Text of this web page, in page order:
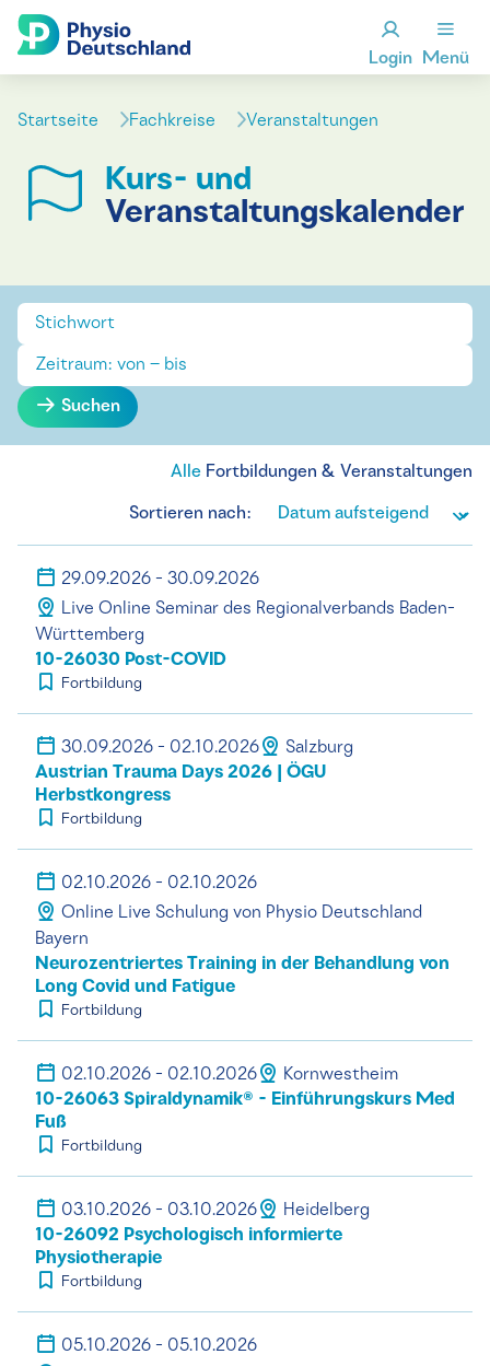
Login Menü
Startseite Fachkreise Veranstaltungen
Kurs- und
Veranstaltungskalender
Suchen
Alle Fortbildungen & Veranstaltungen
Sortieren nach:
29.09.2026 - 30.09.2026
Live Online Seminar des Regionalverbands Baden-
Württemberg
10-26030 Post-COVID
Fortbildung
30.09.2026 - 02.10.2026 Salzburg
Austrian Trauma Days 2026 | ÖGU
Herbstkongress
Fortbildung
02.10.2026 - 02.10.2026
Online Live Schulung von Physio Deutschland
Bayern
Neurozentriertes Training in der Behandlung von
Long Covid und Fatigue
Fortbildung
02.10.2026 - 02.10.2026 Kornwestheim
10-26063 Spiraldynamik® - Einführungskurs Med
Fuß
Fortbildung
03.10.2026 - 03.10.2026 Heidelberg
10-26092 Psychologisch informierte
Physiotherapie
Fortbildung
05.10.2026 - 05.10.2026